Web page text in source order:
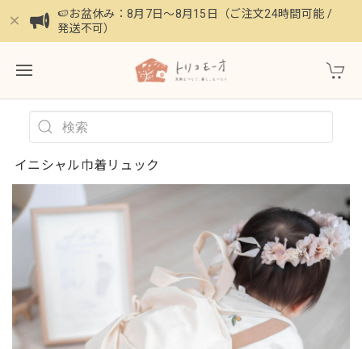
🍉お盆休み：8月7日〜8月15日（ご注文24時間可能 /
発送不可）
イニシャル巾着リュック